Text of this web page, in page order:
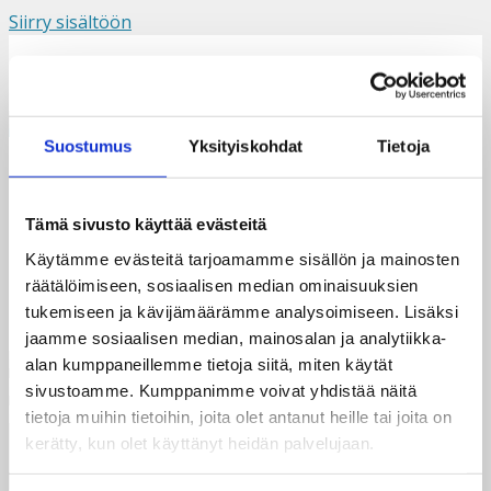
Suostumus Yksityiskohdat Tietoja
Tämä sivusto käyttää evästeitä
Käytämme evästeitä tarjoamamme sisällön ja mainosten
räätälöimiseen, sosiaalisen median ominaisuuksien
tukemiseen ja kävijämäärämme analysoimiseen. Lisäksi
jaamme sosiaalisen median, mainosalan ja analytiikka-
alan kumppaneillemme tietoja siitä, miten käytät
sivustoamme. Kumppanimme voivat yhdistää näitä
tietoja muihin tietoihin, joita olet antanut heille tai joita on
kerätty, kun olet käyttänyt heidän palvelujaan.
Siirry sisältöön
Valikko
SydämetVaaka